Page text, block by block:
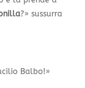
?» sussurra
Balbo!»